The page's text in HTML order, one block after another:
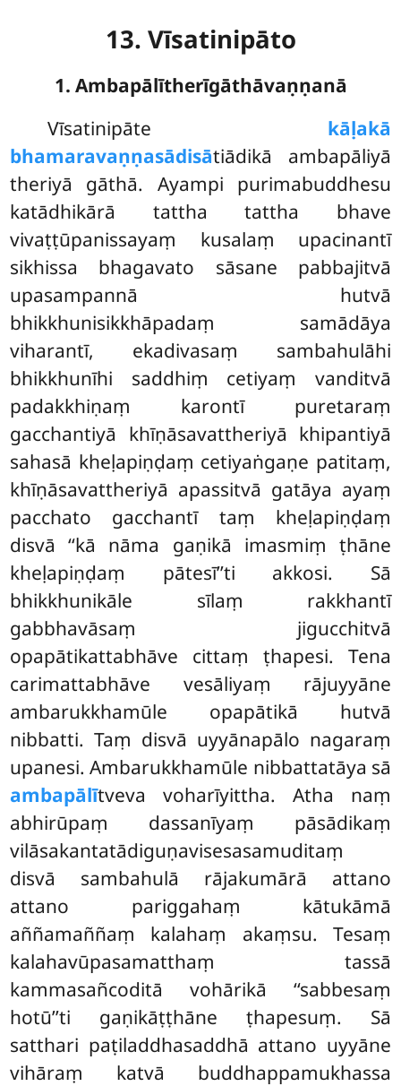
13. Vīsatinipāto
1. Ambapālītherīgāthāvaṇṇanā
Vīsatinipāte kāḷakā
bhamaravaṇṇasādisātiādikā ambapāliyā
theriyā gāthā. Ayampi purimabuddhesu
katādhikārā tattha tattha bhave
vivaṭṭūpanissayaṃ kusalaṃ upacinantī
sikhissa bhagavato sāsane pabbajitvā
upasampannā hutvā
bhikkhunisikkhāpadaṃ samādāya
viharantī, ekadivasaṃ sambahulāhi
bhikkhunīhi saddhiṃ cetiyaṃ vanditvā
padakkhiṇaṃ karontī puretaraṃ
gacchantiyā khīṇāsavattheriyā khipantiyā
sahasā kheḷapiṇḍaṃ cetiyaṅgaṇe patitaṃ,
khīṇāsavattheriyā apassitvā gatāya ayaṃ
pacchato gacchantī taṃ kheḷapiṇḍaṃ
disvā ‘‘kā nāma gaṇikā imasmiṃ ṭhāne
kheḷapiṇḍaṃ pātesī’’ti akkosi. Sā
bhikkhunikāle sīlaṃ rakkhantī
gabbhavāsaṃ jigucchitvā
opapātikattabhāve cittaṃ ṭhapesi. Tena
carimattabhāve vesāliyaṃ rājuyyāne
ambarukkhamūle opapātikā hutvā
nibbatti. Taṃ disvā uyyānapālo nagaraṃ
upanesi. Ambarukkhamūle nibbattatāya sā
ambapālītveva voharīyittha. Atha naṃ
abhirūpaṃ dassanīyaṃ pāsādikaṃ
vilāsakantatādiguṇavisesasamuditaṃ
disvā sambahulā rājakumārā attano
attano pariggahaṃ kātukāmā
aññamaññaṃ kalahaṃ akaṃsu. Tesaṃ
kalahavūpasamatthaṃ tassā
kammasañcoditā vohārikā ‘‘sabbesaṃ
hotū’’ti gaṇikāṭṭhāne ṭhapesuṃ. Sā
satthari paṭiladdhasaddhā attano uyyāne
vihāraṃ katvā buddhappamukhassa